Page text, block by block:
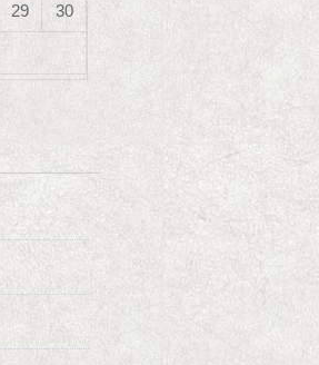
29 30